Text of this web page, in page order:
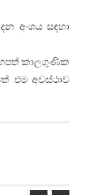
අංශය සඳහා
කාලගුණික
එම අවස්ථාව